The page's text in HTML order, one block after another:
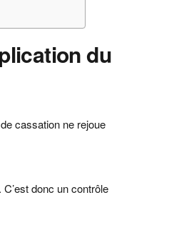
du
cassation ne rejoue
. C’est donc un contrôle